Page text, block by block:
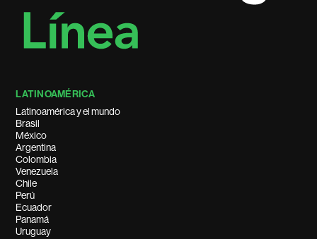
LATINOAMÉRICA
Latinoamérica y el mundo
Brasil
México
Argentina
Colombia
Venezuela
Chile
Perú
Ecuador
Panamá
Uruguay